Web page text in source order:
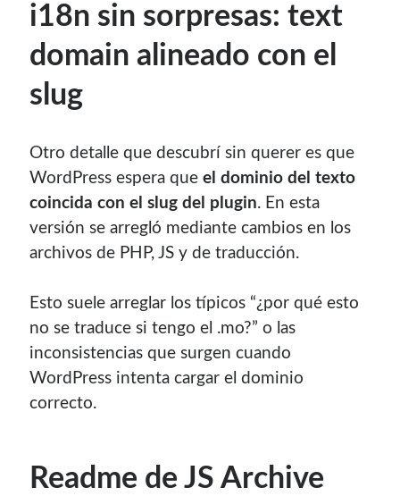
Enlaces de mi sitio viejo
¿Buscas las secciones de mi antiguo sitio?
GNU/Linux
Humor Geek
Tutoriales
Blogroll Geek
Picando Código
0
i18n sin sorpresas: text
domain alineado con el
slug
Otro detalle que descubrí sin querer es que
WordPress espera queel dominio del texto
coincida con el slug del plugin. En esta
versión se arregló mediante cambios en los
archivos de PHP, JS y de traducción.
Esto suele arreglar los típicos “¿por qué esto
no se traduce si tengo el .mo?” o las
inconsistencias que surgen cuando
WordPress intenta cargar el dominio
correcto.
Readme de JS Archive